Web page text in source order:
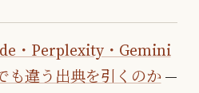
・Perplexity・Gemini
も違う出典を引くのか—